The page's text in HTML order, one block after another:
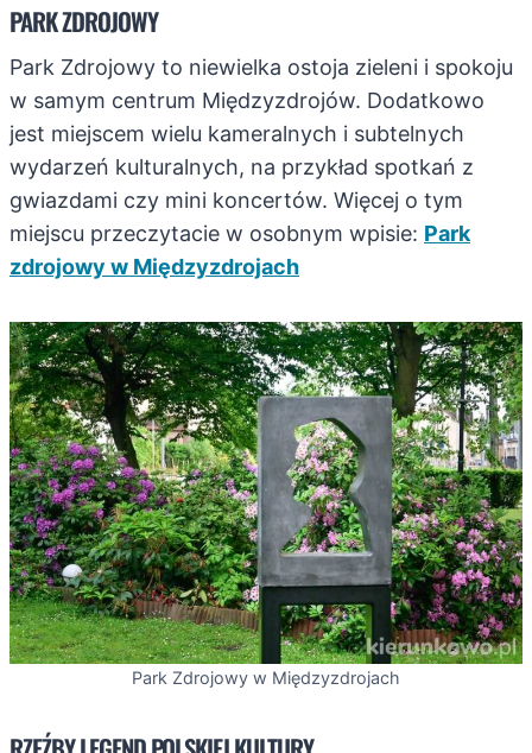
PARK ZDROJOWY
Park Zdrojowy to niewielka ostoja zieleni i spokoju
w samym centrum Międzyzdrojów. Dodatkowo
jest miejscem wielu kameralnych i subtelnych
wydarzeń kulturalnych, na przykład spotkań z
gwiazdami czy mini koncertów. Więcej o tym
miejscu przeczytacie w osobnym wpisie: Park
zdrojowy w Międzyzdrojach
Park Zdrojowy w Międzyzdrojach